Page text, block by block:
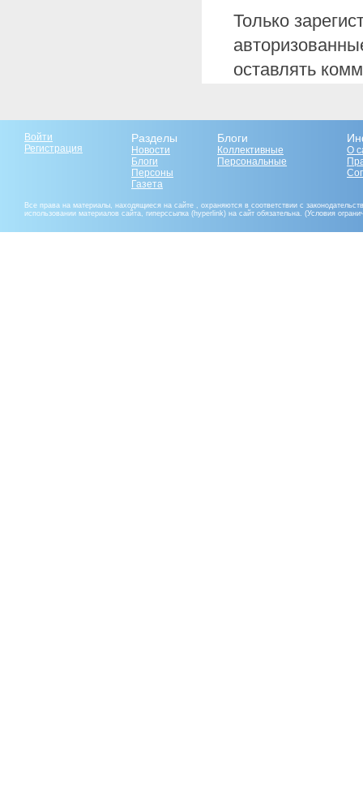
Только
оставлять
Войти
Регистрация
Разделы
Новости
Блоги
Персоны
Газета
Блоги
Коллективные
Персональные
О
Все права на материалы, находящиеся на сайте , охраняются в соответствии с
использовании материалов сайта, гиперссылка (hyperlink) на сайт обязательна. (Условия